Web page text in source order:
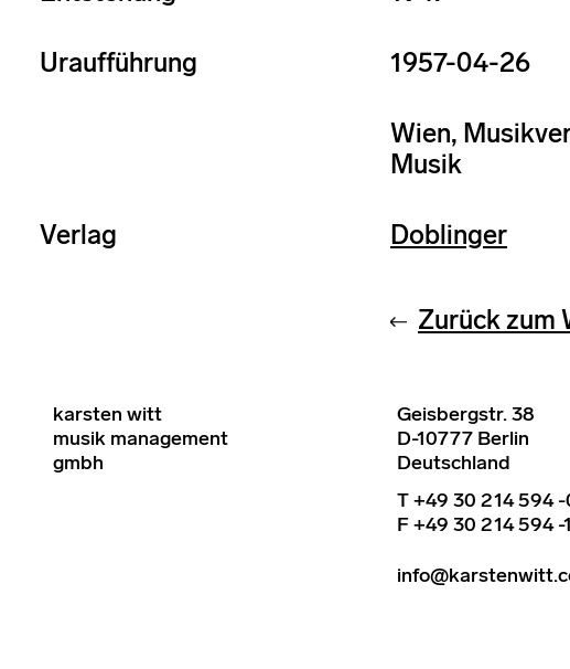
Uraufführung 1957-04-26
Wien,
Musik
Verlag Doblinger
Zurück zum
karsten witt
musik management
gmbh
Geisbergstr. 38
D-10777 Berlin
Deutschland
T +49 30 214 594 -
F +49 30 214 594 -